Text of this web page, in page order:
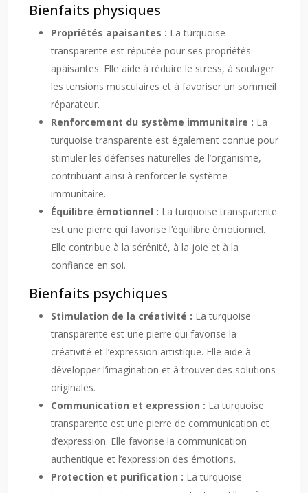
Bienfaits physiques
Propriétés apaisantes : La turquoise
transparente est réputée pour ses propriétés
apaisantes. Elle aide à réduire le stress, à soulager
les tensions musculaires et à favoriser un sommeil
réparateur.
Renforcement du système immunitaire : La
turquoise transparente est également connue pour
stimuler les défenses naturelles de l’organisme,
contribuant ainsi à renforcer le système
immunitaire.
Équilibre émotionnel : La turquoise transparente
est une pierre qui favorise l’équilibre émotionnel.
Elle contribue à la sérénité, à la joie et à la
confiance en soi.
Bienfaits psychiques
Stimulation de la créativité : La turquoise
transparente est une pierre qui favorise la
créativité et l’expression artistique. Elle aide à
développer l’imagination et à trouver des solutions
originales.
Communication et expression : La turquoise
transparente est une pierre de communication et
d’expression. Elle favorise la communication
authentique et l’expression des émotions.
Protection et purification : La turquoise